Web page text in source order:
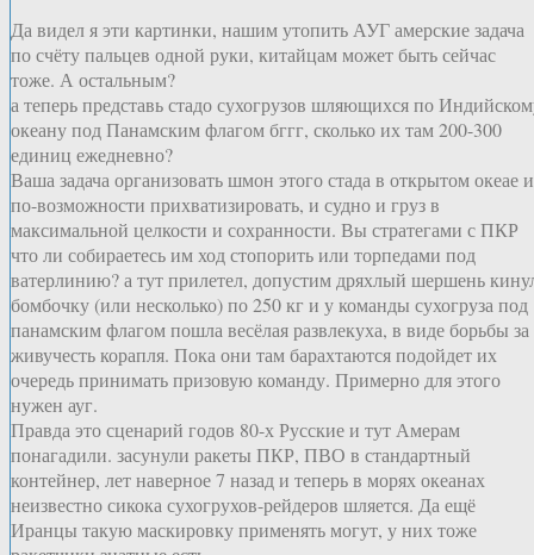
Да видел я эти картинки, нашим утопить АУГ амерские задача
по счёту пальцев одной руки, китайцам может быть сейчас
тоже. А остальным?
а теперь представь стадо сухогрузов шляющихся по
океану под Панамским флагом бггг, сколько их там 200-300
единиц ежедневно?
Ваша задача организовать шмон этого стада в открытом океае и
по-возможности прихватизировать, и судно и груз в
максимальной целкости и сохранности. Вы стратегами с ПКР
что ли собираетесь им ход стопорить или торпедами под
ватерлинию? а тут прилетел, допустим дряхлый шершень
бомбочку (или несколько) по 250 кг и у команды сухогруза под
панамским флагом пошла весёлая развлекуха, в виде борьбы за
живучесть корапля. Пока они там барахтаются подойдет их
очередь принимать призовую команду. Примерно для этого
нужен ауг.
Правда это сценарий годов 80-х Русские и тут Амерам
понагадили. засунули ракеты ПКР, ПВО в стандартный
контейнер, лет наверное 7 назад и теперь в морях океанах
неизвестно сикока сухогрухов-рейдеров шляется. Да ещё
Иранцы такую маскировку применять могут, у них тоже